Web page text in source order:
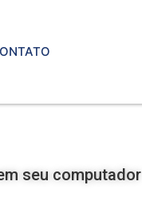
seu computador